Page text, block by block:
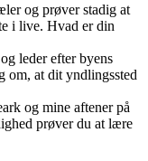
og prøver stadig at
i live. Hvad er din
leder efter byens
om, at dit yndlingssted
og mine aftener på
prøver du at lære